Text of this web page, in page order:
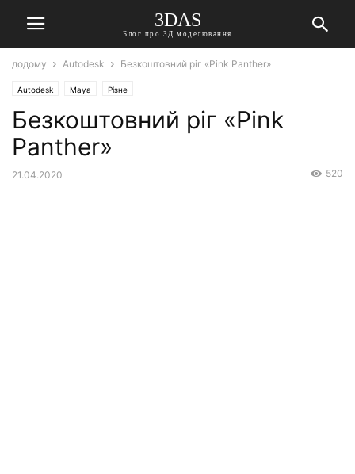
3DAS
Блог про 3Д моделювання
додому Autodesk Безкоштовний ріг «Pink Panther»
Autodesk Maya Різне
Безкоштовний ріг «Pink
Panther»
21.04.2020 520